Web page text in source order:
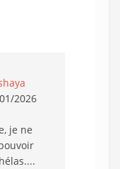
2026
je ne